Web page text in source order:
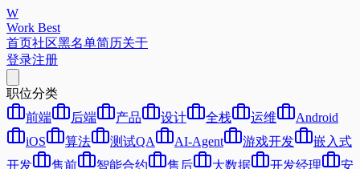
W
Work Best
首页社区黑名单简历关于
登录注册
职位分类
前端
后端 产品 设计 全栈 运维
Android
iOS
算法 测试QA AI-Agent 游戏开发
嵌入式
开发
售前 智能合约 售后 大数据 开发经理
安